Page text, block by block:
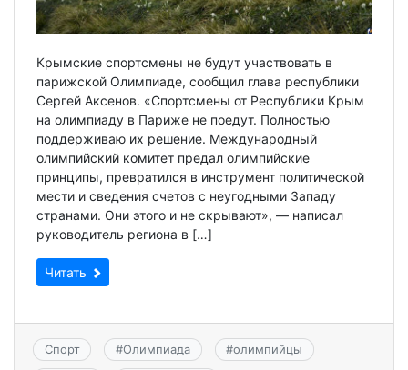
Крымские спортсмены не будут участвовать в
парижской Олимпиаде, сообщил глава республики
Сергей Аксенов. «Спортсмены от Республики Крым
на олимпиаду в Париже не поедут. Полностью
поддерживаю их решение. Международный
олимпийский комитет предал олимпийские
принципы, превратился в инструмент политической
мести и сведения счетов с неугодными Западу
странами. Они этого и не скрывают», — написал
руководитель региона в […]
Читать
Спорт #Олимпиада #олимпийцы